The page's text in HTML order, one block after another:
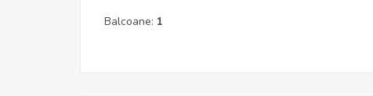
Balcoane: 1